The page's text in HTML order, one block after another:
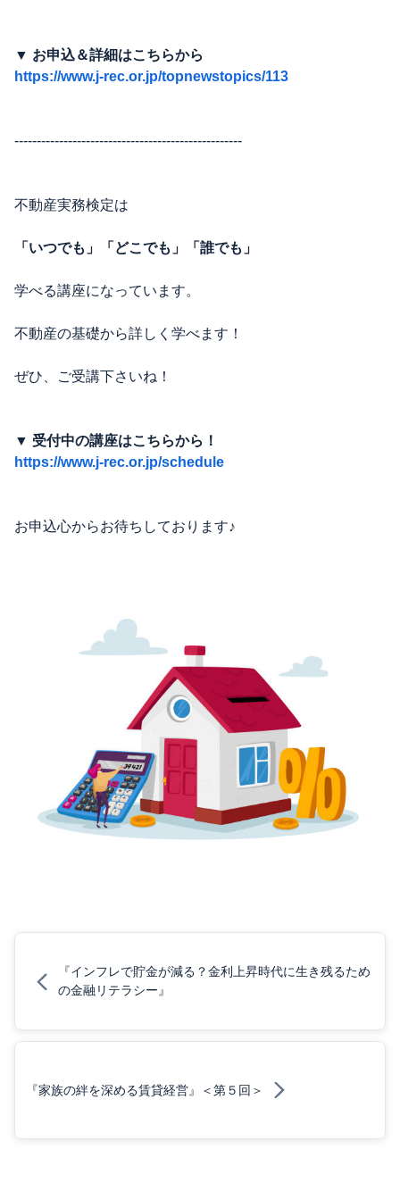
▼ お申込＆詳細はこちらから
https://www.j-rec.or.jp/topnewstopics/113
---------------------------------------------------
不動産実務検定は
「いつでも」「どこでも」「誰でも」
学べる講座になっています。
不動産の基礎から詳しく学べます！
ぜひ、ご受講下さいね！
▼ 受付中の講座はこちらから！
https://www.j-rec.or.jp/schedule
お申込心からお待ちしております♪
『インフレで貯金が減る？金利上昇時代に生き残るため
の金融リテラシー』
『家族の絆を深める賃貸経営』＜第５回＞